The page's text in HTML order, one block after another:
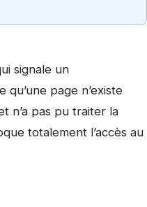
signale un
qu’une page n’existe
n’a pas pu traiter la
totalement l’accès au